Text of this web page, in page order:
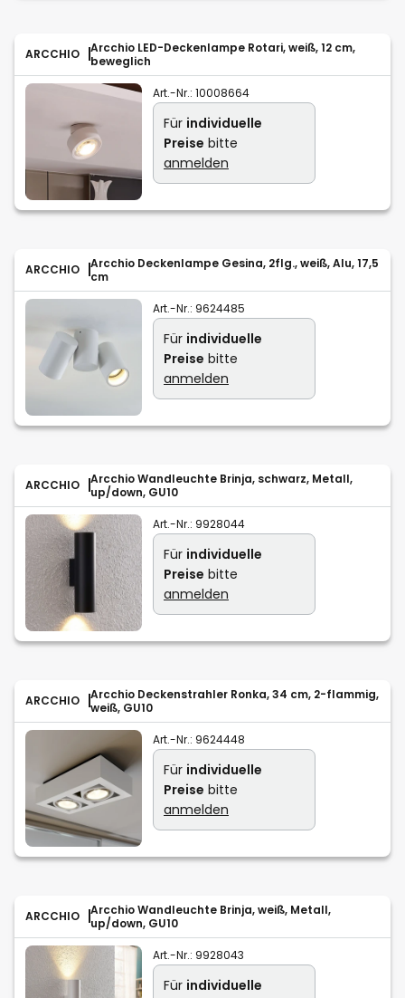
ARCCHIO
Arcchio LED-Deckenlampe Rotari, weiß, 12 cm,
beweglich
Art.-Nr.: 10008664
Für individuelle
Preise bitte
anmelden
ARCCHIO
Arcchio Deckenlampe Gesina, 2flg., weiß, Alu, 17,5
cm
Art.-Nr.: 9624485
Für individuelle
Preise bitte
anmelden
ARCCHIO
Arcchio Wandleuchte Brinja, schwarz, Metall,
up/down, GU10
Art.-Nr.: 9928044
Für individuelle
Preise bitte
anmelden
ARCCHIO
Arcchio Deckenstrahler Ronka, 34 cm, 2-flammig,
weiß, GU10
Art.-Nr.: 9624448
Für individuelle
Preise bitte
anmelden
ARCCHIO
Arcchio Wandleuchte Brinja, weiß, Metall,
up/down, GU10
Art.-Nr.: 9928043
Für individuelle